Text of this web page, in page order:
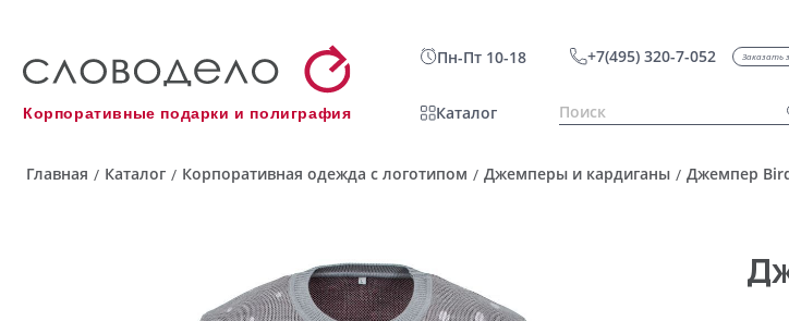
Корпоративные подарки и полиграфия
Пн-Пт 10-18 +7(495) 320-7-052 Заказать
Каталог
Главная / Каталог / Корпоративная одежда с логотипом / Джемперы и кардиганы / Джемпер